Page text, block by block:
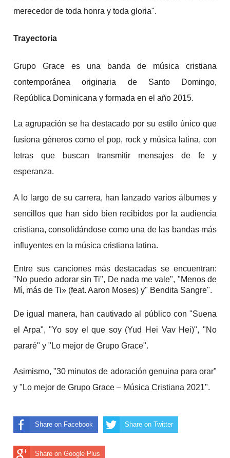
merecedor de toda honra y toda gloria".
Trayectoria
Grupo Grace es una banda de música cristiana
contemporánea originaria de Santo Domingo,
República Dominicana y formada en el año 2015.
La agrupación se ha destacado por su estilo único que
fusiona géneros como el pop, rock y música latina, con
letras que buscan transmitir mensajes de fe y
esperanza.
A lo largo de su carrera, han lanzado varios álbumes y
sencillos que han sido bien recibidos por la audiencia
cristiana, consolidándose como una de las bandas más
influyentes en la música cristiana latina.
Entre sus canciones más destacadas se encuentran:
"No puedo adorar sin Ti", De nada me vale", "Menos de
Mí, más de Ti» (feat. Aaron Moses) y" Bendita Sangre".
De igual manera, han cautivado al público con "Suena
el Arpa", "Yo soy el que soy (Yud Hei Vav Hei)", "No
pararé" y "Lo mejor de Grupo Grace".
Asimismo, "30 minutos de adoración genuina para orar"
y "Lo mejor de Grupo Grace – Música Cristiana 2021".
Share on Facebook Share on Twitter
Share on Google Plus